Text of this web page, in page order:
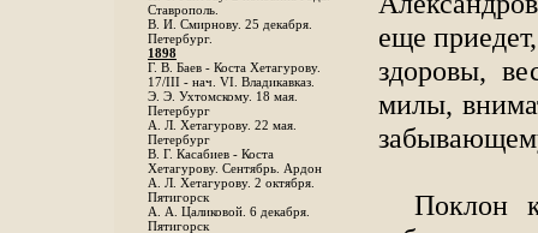
Ставрополь.
В. И. Смирнову. 25 декабря.
Петербург.
1898
Г. В. Баев - Коста Хетагурову.
17/III - нач. VI. Владикавказ.
Э. Э. Ухтомскому. 18 мая.
Петербург
A. Л. Хетагурову. 22 мая.
Петербург
B. Г. Касабиев - Коста
Хетагурову. Сентябрь. Ардон
А. Л. Хетагурову. 2 октября.
Пятигорск
А. А. Цаликовой. 6 декабря.
Пятигорск
еще
здоровы,
милы,
Поклон